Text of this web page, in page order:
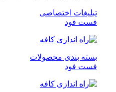
تبلیغات اختصاصی
فست فود
بسته بندی محصولات
فست فود